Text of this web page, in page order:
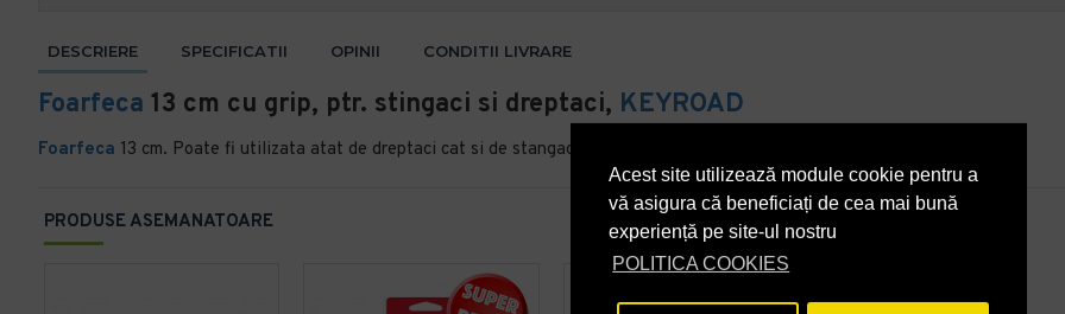
Acest site utilizează module cookie pentru a
vă asigura că beneficiați de cea mai bună
experiență pe site-ul nostru
POLITICA COOKIES
PRODUSE ASEMANATOARE
DESCRIERE SPECIFICATII OPINII CONDITII LIVRARE
Foarfeca 13 cm cu grip, ptr. stingaci si dreptaci, KEYROAD
Foarfeca 13 cm. Poate fi utilizata atat de dreptaci cat si de stangaci.